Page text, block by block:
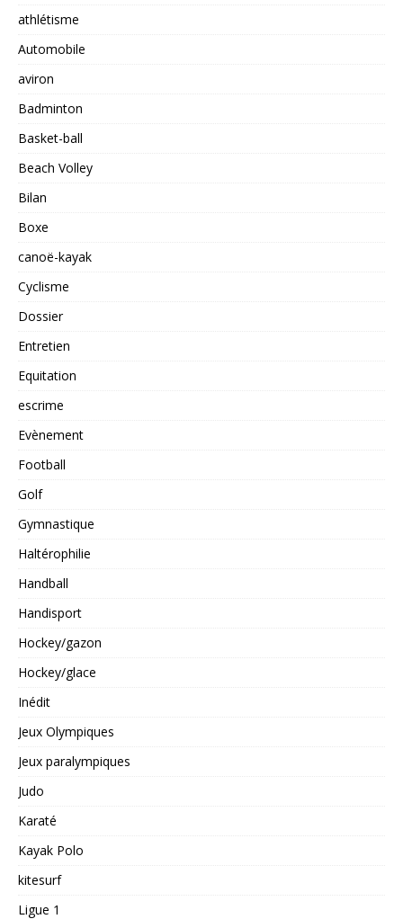
athlétisme
Automobile
aviron
Badminton
Basket-ball
Beach Volley
Bilan
Boxe
canoë-kayak
Cyclisme
Dossier
Entretien
Equitation
escrime
Evènement
Football
Golf
Gymnastique
Haltérophilie
Handball
Handisport
Hockey/gazon
Hockey/glace
Inédit
Jeux Olympiques
Jeux paralympiques
Judo
Karaté
Kayak Polo
kitesurf
Ligue 1